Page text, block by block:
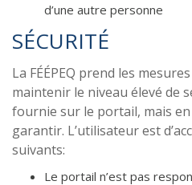
d’une autre personne
SÉCURITÉ
La FÉÉPEQ prend les
maintenir le niveau élevé de
fournie sur le portail, mais
garantir. L’utilisateur est
suivants:
Le portail n’est pas